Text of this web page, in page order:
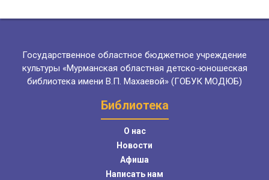
Государственное областное бюджетное учреждение
культуры «Мурманская областная детско-юношеская
библиотека имени В.П. Махаевой» (ГОБУК МОДЮБ)
Библиотека
О нас
Новости
Афиша
Написать нам